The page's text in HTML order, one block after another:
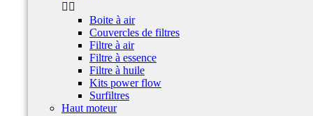
 
Boite à air
Couvercles de filtres
Filtre à air
Filtre à essence
Filtre à huile
Kits power flow
Surfiltres
Haut moteur